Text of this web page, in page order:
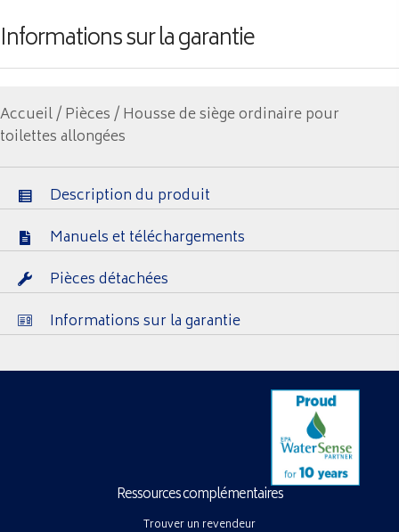
Informations sur la garantie
Accueil/Pièces/ Housse de siège ordinaire pour
toilettes allongées
Description du produit
Manuels et téléchargements
Pièces détachées
Informations sur la garantie
Ressources complémentaires
Trouver un revendeur